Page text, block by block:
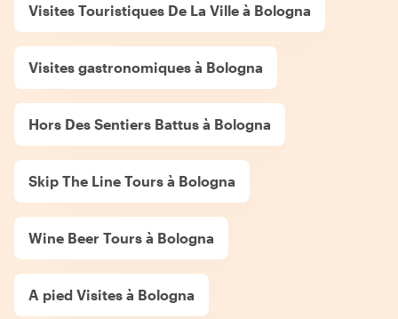
Visites Touristiques De La Ville à Bologna
Visites gastronomiques à Bologna
Hors Des Sentiers Battus à Bologna
Skip The Line Tours à Bologna
Wine Beer Tours à Bologna
A pied Visites à Bologna